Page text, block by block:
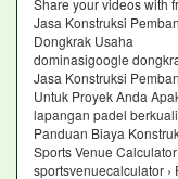
Share your videos with
Jasa Konstruksi
Dongkrak Usaha
dominasigoogle
Jasa Konstruksi
Untuk Proyek Anda
lapangan padel
Panduan Biaya
Sports Venue Calculator
sportsvenuecalculator ›